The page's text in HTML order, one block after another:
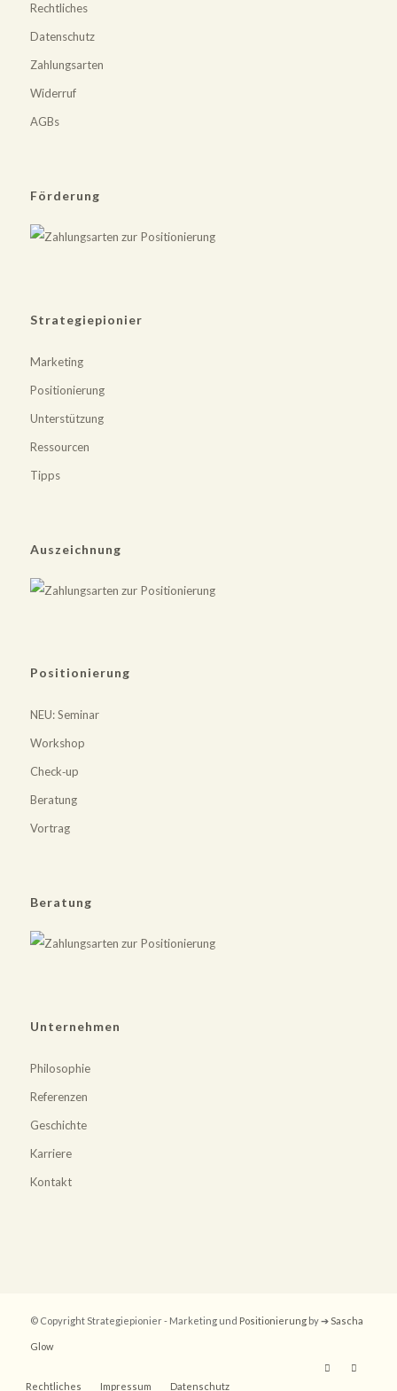
Rechtliches
Datenschutz
Zahlungsarten
Widerruf
AGBs
Förderung
Strategiepionier
Marketing
Positionierung
Unterstützung
Ressourcen
Tipps
Auszeichnung
Positionierung
NEU: Seminar
Workshop
Check‐up
Beratung
Vortrag
Beratung
Unternehmen
Philosophie
Referenzen
Geschichte
Karriere
Kontakt
© Copyright Strategiepionier - Marketing und Positionierungby ➔ Sascha
Glow
Rechtliches Impressum Datenschutz